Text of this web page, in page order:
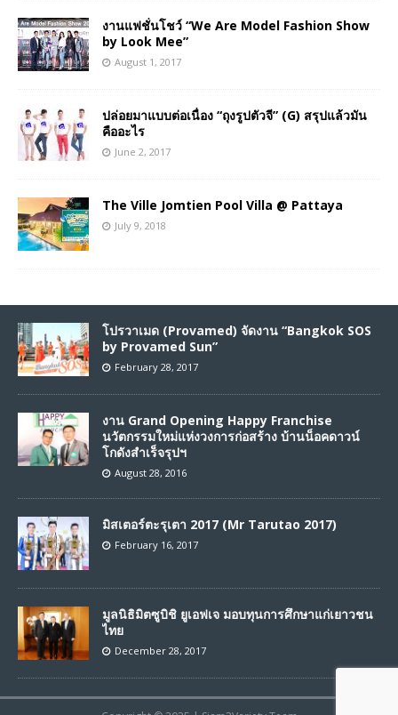
งานแฟชั่นโชว์ “We Are Model Fashion Show
by Look Mee”
August 1, 2017
ปล่อยมาแบบต่อเนื่อง “ถุงรูปตัวจี” (G) สรุปแล้วมัน
คืออะไร
June 2, 2017
The Ville Jomtien Pool Villa @ Pattaya
July 9, 2018
โปรวาเมด (Provamed) จัดงาน “Bangkok SOS
by Provamed Sun”
February 28, 2017
งาน Grand Opening Happy Franchise
นวัตกรรมใหม่แห่งวงการก่อสร้าง บ้านน็อคดาวน์
โกดังสำเร็จรุปฯ
August 28, 2016
มิสเตอร์ตะรุเตา 2017 (Mr Tarutao 2017)
February 16, 2017
มูลนิธิมิตซูบิชิ ยูเอฟเจ มอบทุนการศึกษาแก่เยาวชน
ไทย
December 28, 2017